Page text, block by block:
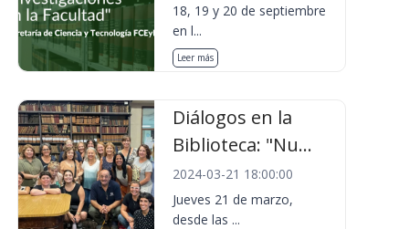
18, 19 y 20 de septiembre
en l...
Leer más
Diálogos en la
Biblioteca: "Nu...
2024-03-21 18:00:00
Jueves 21 de marzo,
desde las ...